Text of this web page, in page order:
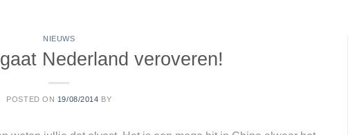
NIEUWS
Nederland veroveren!
POSTED ON 19/08/2014 BY